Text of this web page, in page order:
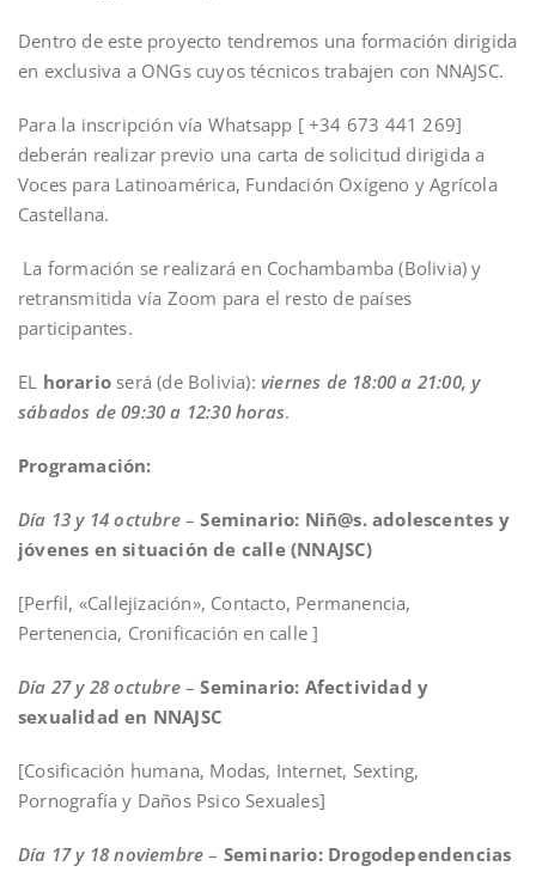
Dentro de este proyecto tendremos una formación dirigida
en exclusiva a ONGs cuyos técnicos trabajen con NNAJSC.
Para la inscripción vía Whatsapp [ +34 673 441 269]
deberán realizar previo una carta de solicitud dirigida a
Voces para Latinoamérica, Fundación Oxígeno y Agrícola
Castellana.
La formación se realizará en Cochambamba (Bolivia) y
retransmitida vía Zoom para el resto de países
participantes.
EL horario será (de Bolivia):viernes de 18:00 a 21:00, y
sábados de 09:30 a 12:30 horas.
Programación:
Día 13 y 14 octubre–Seminario: Niñ@s. adolescentes y
jóvenes en situación de calle (NNAJSC)
[Perfil, «Callejización», Contacto, Permanencia,
Pertenencia, Cronificación en calle ]
Día 27 y 28 octubre–Seminario: Afectividad y
sexualidad en NNAJSC
[Cosificación humana, Modas, Internet, Sexting,
Pornografía y Daños Psico Sexuales]
Día 17 y 18 noviembre – Seminario: Drogodependencias